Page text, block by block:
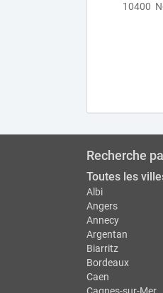
10400
Recherche
Toutes les
Albi
Angers
Annecy
Argentan
Biarritz
Bordeaux
Caen